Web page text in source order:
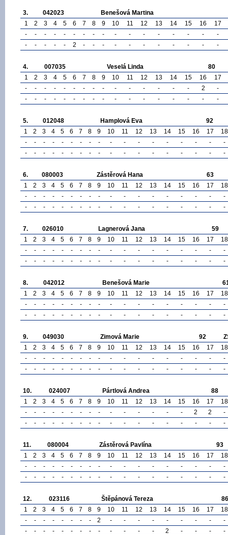
3. 042023
Benešová Martina
1
2 3 4 5 6 7 8 9 10 11 12 13 14 15 16
17
-
- - - - - - - - - - - - - - -
-
-
- - - - 2 - - - - - - - - - - -
4. 007035 Veselá Linda
80
1
2 3 4 5 6 7 8 9 10 11 12 13 14 15 16
17
-
- - - - - - - - - - - - - - 2
-
-
- - - - - - - - - - - - - - - -
5. 012048 Hamplová Eva
92
1
2 3 4 5 6 7 8 9 10 11 12 13 14 15 16 17
18
-
- - - - - - - - - - - - - - - -
-
-
- - - - - - - - - - - - - - - - -
6. 080003 Zástěrová Hana
63
1
2 3 4 5 6 7 8 9 10 11 12 13 14 15 16 17
18
-
- - - - - - - - - - - - - - - -
-
-
- - - - - - - - - - - - - - - - -
7. 026010 Lagnerová Jana
59
1
2 3 4 5 6 7 8 9 10 11 12 13 14 15 16 17
18
-
- - - - - - - - - - - - - - - -
-
-
- - - - - - - - - - - - - - - - -
8. 042012 Benešová Marie
1
2 3 4 5 6 7 8 9 10 11 12 13 14 15 16 17
18
-
- - - - - - - - - - - - - - - -
-
-
- - - - - - - - - - - - - - - - -
9. 049030 Zimová Marie 92
1
2 3 4 5 6 7 8 9 10 11 12 13 14 15 16 17
18
-
- - - - - - - - - - - - - - - -
-
-
- - - - - - - - - - - - - - - - -
10. 024007 Pártlová Andrea
88
1
2 3 4 5 6 7 8 9 10 11 12 13 14 15 16 17
18
-
- - - - - - - - - - - - - - 2 2
-
-
- - - - - - - - - - - - - - - - -
11. 080004 Zástěrová Pavlína
93
1
2 3 4 5 6 7 8 9 10 11 12 13 14 15 16 17
18
-
- - - - - - - - - - - - - - - -
-
-
- - - - - - - - - - - - - - - - -
12. 023116 Štěpánová Tereza
86
1
2 3 4 5 6 7 8 9 10 11 12 13 14 15 16 17
18
-
- - - - - - - 2 - - - - - - - -
-
-
- - - - - - - - - - - - 2 - - - -